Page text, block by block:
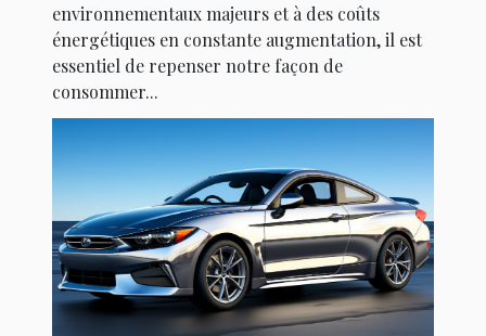
environnementaux majeurs et à des coûts
énergétiques en constante augmentation, il est
essentiel de repenser notre façon de
consommer...